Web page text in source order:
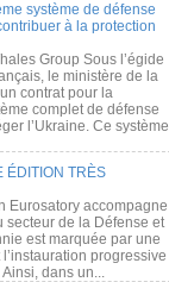
système de défense
à la protection
Group Sous l’égide
le ministère de la
contrat pour la
complet de défense
l’Ukraine. Ce système
ÉDITION TRÈS
Eurosatory accompagne
secteur de la Défense et
est marquée par une
progressive
dans un...